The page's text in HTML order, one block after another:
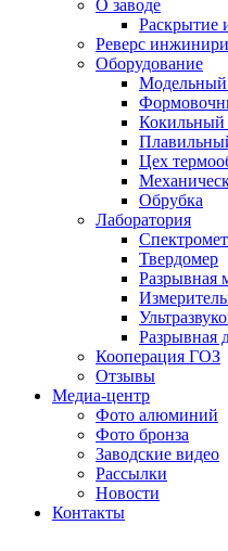
О заводе
Раскрытие
Реверс
Оборудование
Модельный
Кокильный
Цех
Обрубка
Лаборатория
Твердомер
Разрывная
Разрывная
Кооперация ГОЗ
Отзывы
Медиа-центр
Фото алюминий
Фото бронза
Заводские видео
Рассылки
Новости
Контакты